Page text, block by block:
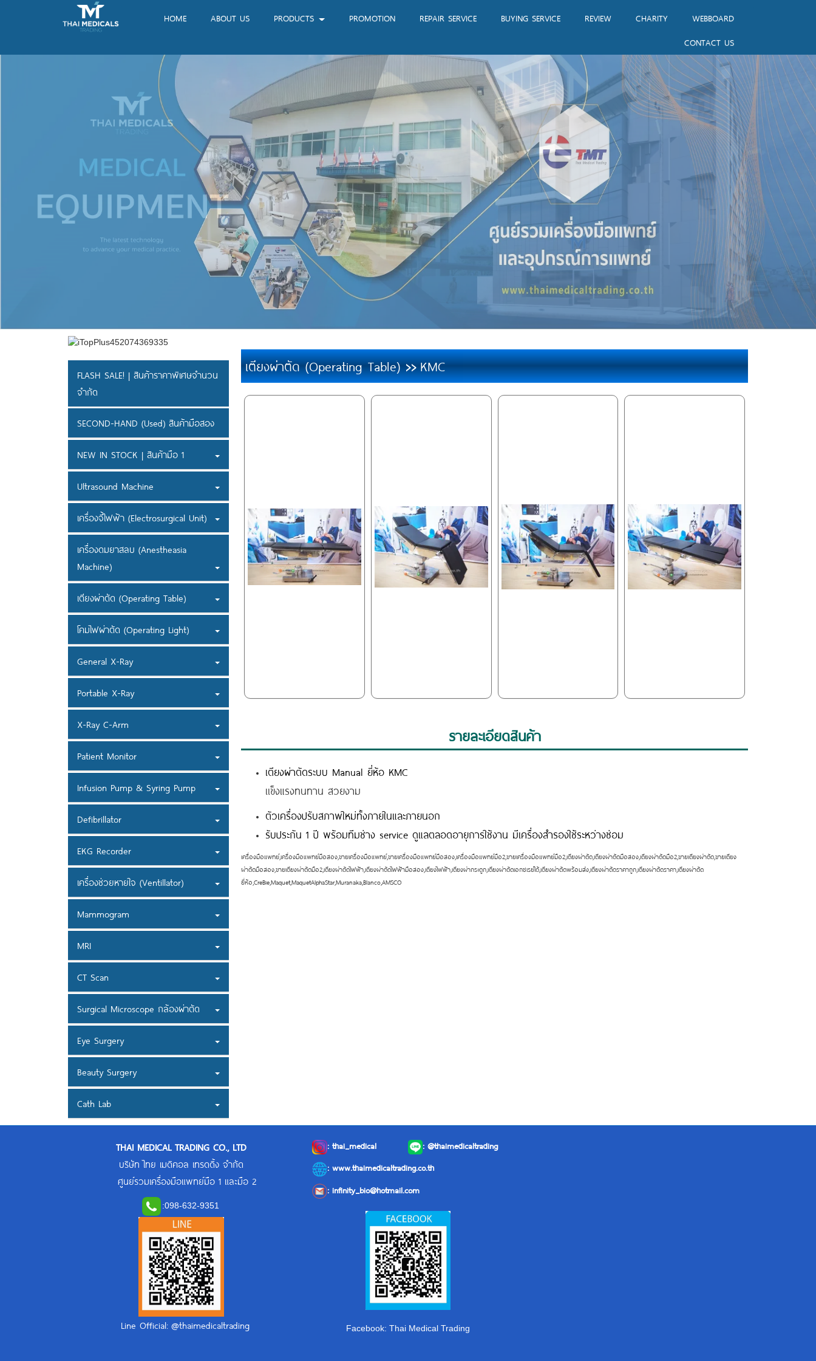
HOME ABOUT US PRODUCTS PROMOTION REPAIR SERVICE BUYING SERVICE REVIEW CHARITY
WEBBOARD
CONTACT US
FLASH SALE! | สินค้าราคาพิเศษจำนวน
จำกัด
SECOND-HAND (Used) สินค้ามือสอง
NEW IN STOCK | สินค้ามือ 1
Ultrasound Machine
เครื่องจี้ไฟฟ้า (Electrosurgical Unit)
เครื่องดมยาสลบ (Anestheasia
Machine)
เตียงผ่าตัด (Operating Table)
โคมไฟผ่าตัด (Operating Light)
General X-Ray
Portable X-Ray
X-Ray C-Arm
Patient Monitor
Infusion Pump & Syring Pump
Defibrillator
EKG Recorder
เครื่องช่วยหายใจ (Ventillator)
Mammogram
MRI
CT Scan
Surgical Microscope กล้องผ่าตัด
Eye Surgery
Beauty Surgery
Cath Lab
เตียงผ่าตัด (Operating Table)>>KMC
รายละเอียดสินค้า
เตียงผ่าตัดระบบ Manual ยี่ห้อ KMC
เเข็งแรงทนทาน สวยงาม
ตัวเครื่องปรับสภาพใหม่ทั้งภายในและภายนอก
รับประกัน 1 ปี พร้อมทีมช่าง service ดูแลตลอดอายุการใช้งาน มีเครื่องสำรองใช้ระหว่างซ่อม
เครื่องมือแพทย์,เครื่องมือแพทย์มือสอง,ขายเครื่องมือแพทย์,ขายเครื่องมือแพทย์มือสอง,เครื่องมือแพทย์มือ2,ขายเครื่องมือแพทย์มือ2,เตียงผ่าตัด,เตียงผ่าตัดมือสอง,เตียงผ่าตัดมือ2,ขายเตียงผ่าตัด,ขายเตียง
ผ่าตัดมือสอง,ขายเตียงผ่าตัดมือ2,เตียงผ่าตัดไฟฟ้า,เตียงผ่าตัดไฟฟ้ามือสอง,เตียงไฟฟ้า,เตียงผ่ากระดูก,เตียงผ่าตัดเอกซเรย์ได้,เตียงผ่าตัดพร้อมส่ง,เตียงผ่าตัดราคาถูก,เตียงผ่าตัดราคา,เตียงผ่าตัด
ยี่ห้อ,CreBie,Maquet,MaquetAlphaStar,Muranaka,Blanco,AMSCO
THAI MEDICAL TRADING CO., LTD
บริษัท ไทย เมดิคอล เทรดดิ้ง จำกัด
ศูนย์รวมเครื่องมือแพทย์มือ 1 และมือ 2
:098-632-9351
Line Official: @thaimedicaltrading
: thai_medical :@thaimedicaltrading
: www.thaimedicaltrading.co.th
: infinity_bio@hotmail.com
Facebook: Thai Medical Trading